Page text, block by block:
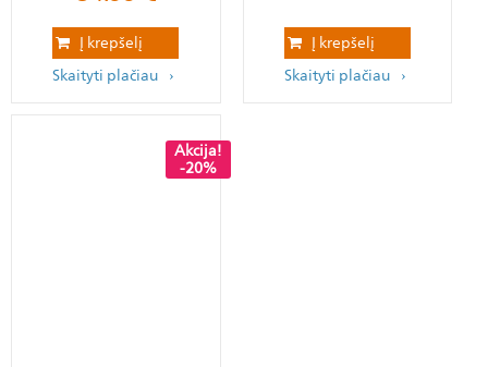
Į krepšelį
Skaityti plačiau
Į krepšelį
Skaityti plačiau
Akcija!
-20%